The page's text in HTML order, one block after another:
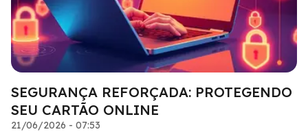
SEGURANÇA REFORÇADA: PROTEGENDO
SEU CARTÃO ONLINE
21/06/2026 - 07:53